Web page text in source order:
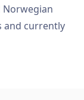
Norwegian
and currently